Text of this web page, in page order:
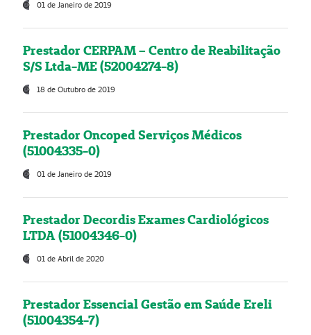
01 de Janeiro de 2019
Prestador CERPAM – Centro de Reabilitação
S/S Ltda-ME (52004274-8)
18 de Outubro de 2019
Prestador Oncoped Serviços Médicos
(51004335-0)
01 de Janeiro de 2019
Prestador Decordis Exames Cardiológicos
LTDA (51004346-0)
01 de Abril de 2020
Prestador Essencial Gestão em Saúde Ereli
(51004354-7)